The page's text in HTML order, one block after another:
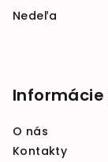
Nedeľa
Informácie
O nás
Kontakty